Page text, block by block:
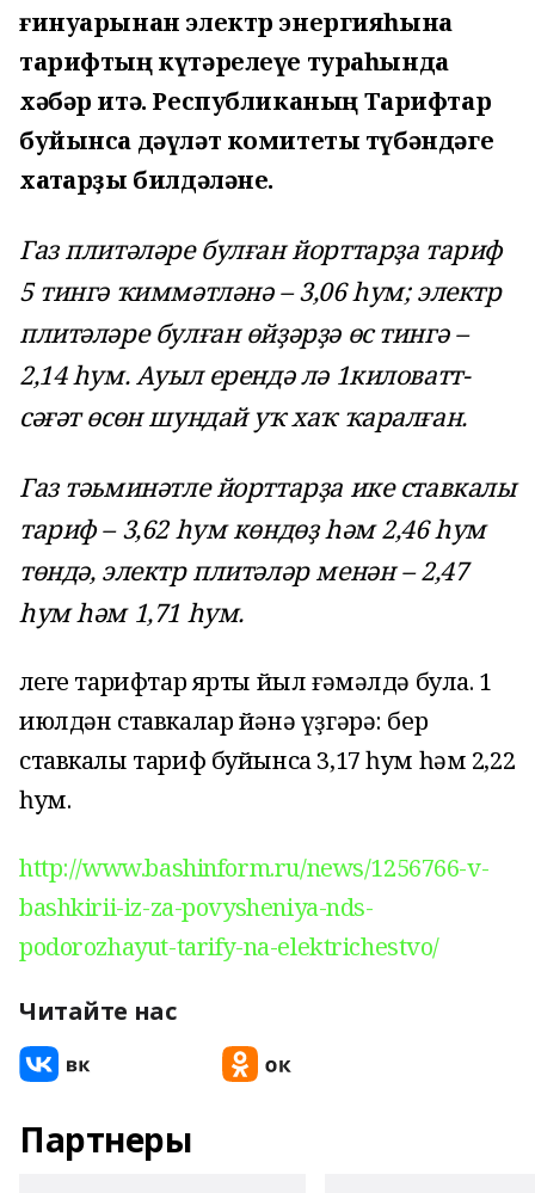
ғинуарынан электр энергияһына
тарифтың күтәрелеүе тураһында
хәбәр итә. Республиканың Тарифтар
буйынса дәүләт комитеты түбәндәге
хаҡтарҙы билдәләне.
Газ плитәләре булған йорттарҙа тариф
5 тингә ҡиммәтләнә – 3,06 һум; электр
плитәләре булған өйҙәрҙә өс тингә –
2,14 һум. Ауыл ерендә лә 1киловатт-
сәғәт өсөн шундай уҡ хаҡ ҡаралған.
Газ тәьминәтле йорттарҙа ике ставкалы
тариф – 3,62 һум көндөҙ һәм 2,46 һум
төндә, электр плитәләр менән – 2,47
һум һәм 1,71 һум.
Әлеге тарифтар ярты йыл ғәмәлдә була. 1
июлдән ставкалар йәнә үҙгәрә: бер
ставкалы тариф буйынса 3,17 һум һәм 2,22
һум.
http://www.bashinform.ru/news/1256766-v-
bashkirii-iz-za-povysheniya-nds-
podorozhayut-tarify-na-elektrichestvo/
Читайте нас
Партнеры